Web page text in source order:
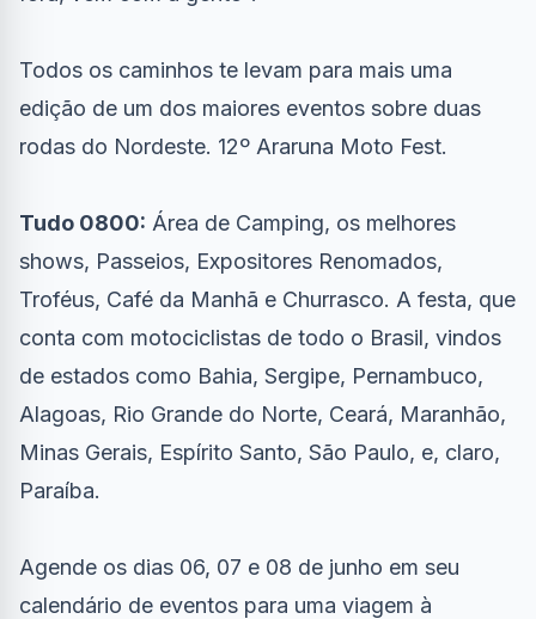
Todos os caminhos te levam para mais uma
edição de um dos maiores eventos sobre duas
rodas do Nordeste. 12º Araruna Moto Fest.
Tudo 0800: Área de Camping, os melhores
shows, Passeios, Expositores Renomados,
Troféus, Café da Manhã e Churrasco. A festa, que
conta com motociclistas de todo o Brasil, vindos
de estados como Bahia, Sergipe, Pernambuco,
Alagoas, Rio Grande do Norte, Ceará, Maranhão,
Minas Gerais, Espírito Santo, São Paulo, e, claro,
Paraíba.
Agende os dias 06, 07 e 08 de junho em seu
calendário de eventos para uma viagem à